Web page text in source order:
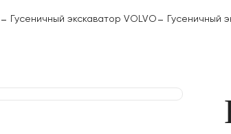
Гусеничный экскаватор VOLVO Гусеничный